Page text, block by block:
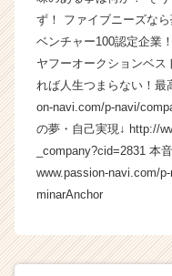
ウ
ト
が
届
く
就
活
サ
イ
ト
ャ
ず！ ファイブニーズな
ベンチャー100認定企業
ヤフーオークションベス
れば人生つまらない！最
on-navi.com/p-navi/
の夢・自己実現↓ http://
_company?cid=2831 本
www.passion-navi.com/
minarAnchor